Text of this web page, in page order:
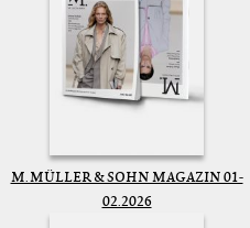
M. MÜLLER & SOHN MAGAZIN 01-
02.2026